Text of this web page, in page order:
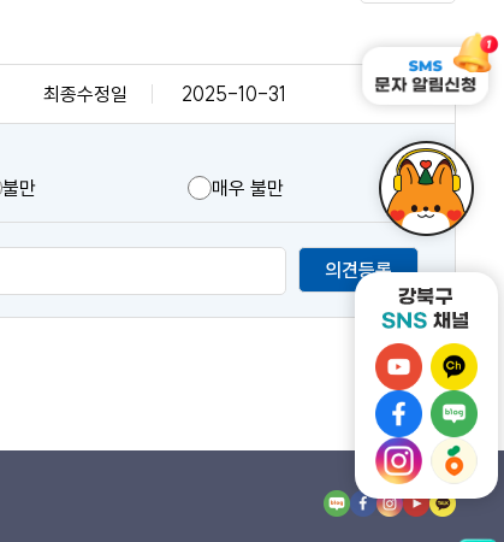
최종수정일 2025-10-31
불만 매우 불만
의견등록
강
북
구
유
튜
브
강
북
구
카
카
오
강
북
구
페
강
북
구
네
강
북
구
강
북
구